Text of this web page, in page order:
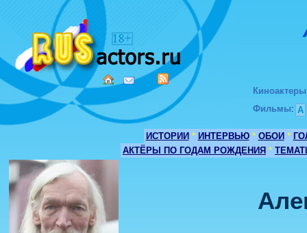
Киноактеры
Фильмы: А
ИСТОРИИ * ИНТЕРВЬЮ * ОБОИ *
АКТЁРЫ ПО ГОДАМ РОЖДЕНИЯ *